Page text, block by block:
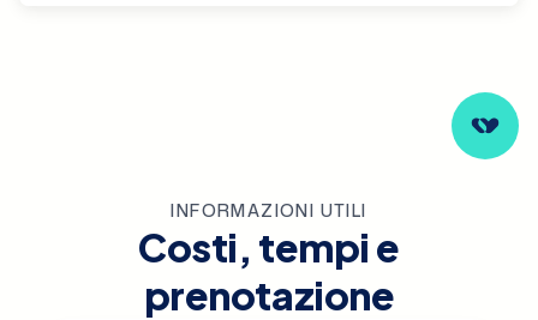
INFORMAZIONI UTILI
Costi, tempi e
prenotazione